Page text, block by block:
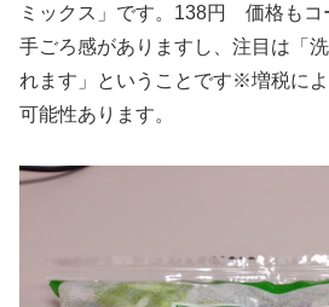
ミックス」です。138円 価格もコ
手ごろ感がありますし、注目は「
れます」ということです※増税に
可能性あります。